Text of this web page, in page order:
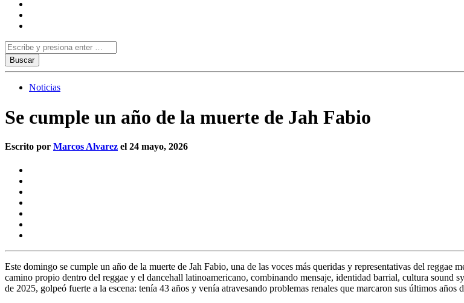
Noticias
Se cumple un año de la muerte de Jah Fabio
Escrito por Marcos Alvarez el 24 mayo, 2026
Este domingo se cumple un año de la muerte de Jah Fabio, una de las voces más queridas y representativas del reggae
camino propio dentro del reggae y el dancehall latinoamericano, combinando mensaje, identidad barrial, cultura sound
de 2025, golpeó fuerte a la escena: tenía 43 años y venía atravesando problemas renales que marcaron sus últimos años